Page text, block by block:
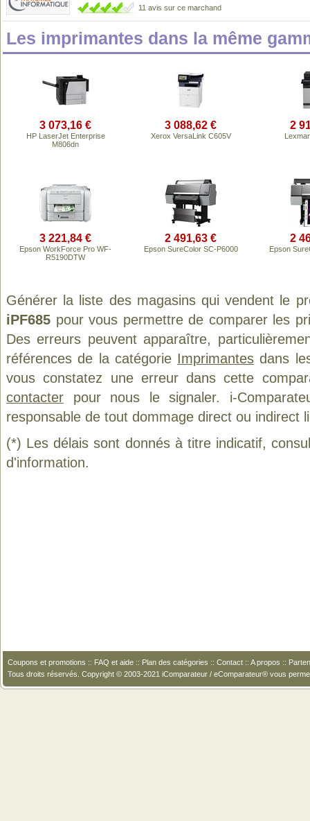
11 avis sur ce marchand
Les imprimantes dans la même
3 073,16 €
HP LaserJet Enterprise
M806dn
3 088,62 €
Xerox VersaLink C605V
2
3 221,84 €
Epson WorkForce Pro WF-
R5190DTW
2 491,63 €
Epson SureColor SC-P6000
2
Epson
Générer la liste des magasins qui vendent le
iPF685 pour vous permettre de comparer les
Des erreurs peuvent apparaître,
références de la catégorie Imprimantes dans
vous constatez une erreur dans cette
contacter pour nous le signaler. i-
responsable de tout dommage direct ou indirect
(*) Les délais sont donnés à titre indicatif,
d'information.
Coupons et promotions :: FAQ et aide :: Plan des catégories :: Contact :: A propos ::
Tous droits réservés. Copyright © 2003-2021 iComparateur / eComparateur® vous